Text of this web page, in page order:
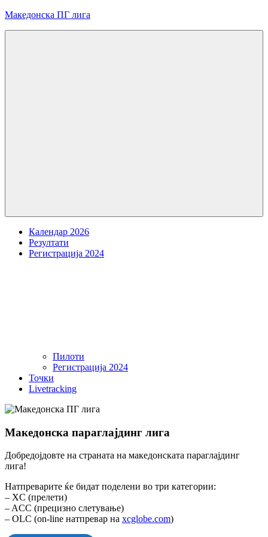
Skip
Македонска ПГ лига
Календар 2026
Резултати
Регистрација 2024
Пилоти
Регистрација 2024
Точки
Livetracking
Македонска параглајдинг лига
Добредојдовте на страната на македонската параглајдинг
лига!
Натпреварите ќе бидат поделени во три категории:
– XC (прелети)
– ACC (прецизно слетување)
– OLC (on-line натпревар на xcglobe.com)